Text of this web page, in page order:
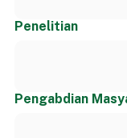
Penelitian
Pengabdian